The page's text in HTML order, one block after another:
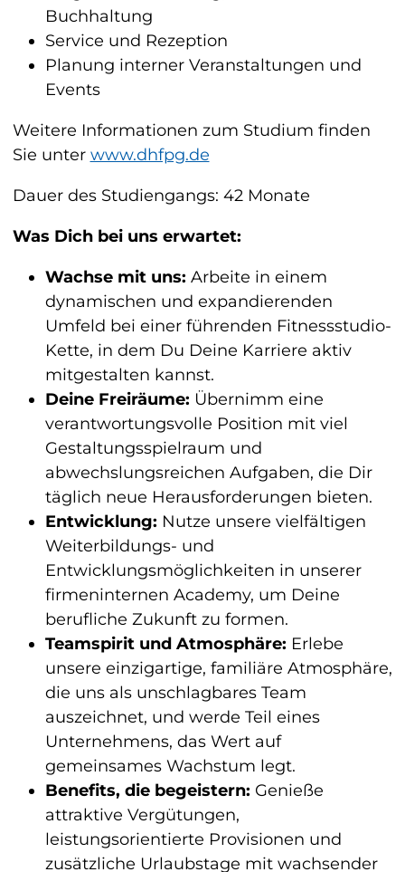
Buchhaltung
Service und Rezeption
Planung interner Veranstaltungen und
Events
Weitere Informationen zum Studium finden
Sie unter www.dhfpg.de
Dauer des Studiengangs: 42 Monate
Was Dich bei uns erwartet:
Wachse mit uns: Arbeite in einem
dynamischen und expandierenden
Umfeld bei einer führenden Fitnessstudio-
Kette, in dem Du Deine Karriere aktiv
mitgestalten kannst.
Deine Freiräume: Übernimm eine
verantwortungsvolle Position mit viel
Gestaltungsspielraum und
abwechslungsreichen Aufgaben, die Dir
täglich neue Herausforderungen bieten.
Entwicklung: Nutze unsere vielfältigen
Weiterbildungs- und
Entwicklungsmöglichkeiten in unserer
firmeninternen Academy, um Deine
berufliche Zukunft zu formen.
Teamspirit und Atmosphäre: Erlebe
unsere einzigartige, familiäre Atmosphäre,
die uns als unschlagbares Team
auszeichnet, und werde Teil eines
Unternehmens, das Wert auf
gemeinsames Wachstum legt.
Benefits, die begeistern: Genieße
attraktive Vergütungen,
leistungsorientierte Provisionen und
zusätzliche Urlaubstage mit wachsender